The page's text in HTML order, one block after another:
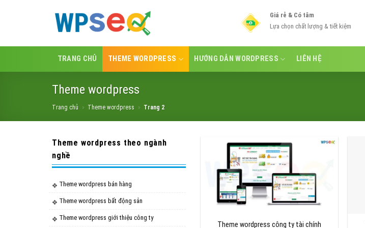
Giá rẻ & Có tâm
Lựa chọn chất lượng & tiết kiệm
TRANG CHỦ THEME WORDPRESS HƯỚNG DẪN WORDPRESS LIÊN HỆ
Theme wordpress
Trang chủ » Theme wordpress » Trang 2
Theme wordpress theo ngành
nghề
Theme wordpress bán hàng
Theme wordpress bất động sản
Theme wordpress giới thiệu công ty
Theme wordpress công ty tài chính